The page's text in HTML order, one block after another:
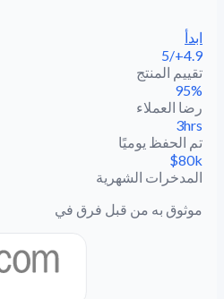
ابدأ
4.9+/5
تقييم المنتج
95%
رضا العملاء
3hrs
تم الحفظ يوميًا
$80k
المدخرات الشهرية
موثوق به من قبل فرق في